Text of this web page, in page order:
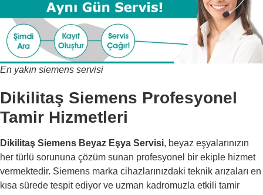
En yakın siemens servisi
Dikilitaş Siemens Profesyonel
Tamir Hizmetleri
Dikilitaş Siemens Beyaz Eşya Servisi, beyaz eşyalarınızın
her türlü sorununa çözüm sunan profesyonel bir ekiple hizmet
vermektedir. Siemens marka cihazlarınızdaki teknik arızaları en
kısa sürede tespit ediyor ve uzman kadromuzla etkili tamir